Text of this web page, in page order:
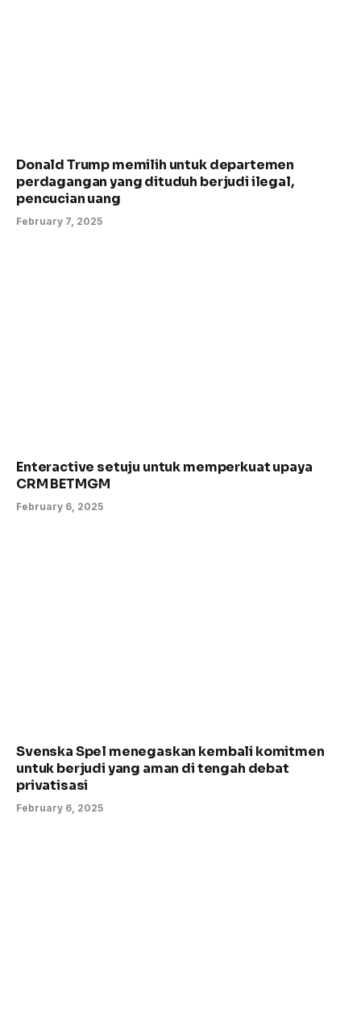
Donald Trump memilih untuk departemen
perdagangan yang dituduh berjudi ilegal,
pencucian uang
February 7, 2025
Enteractive setuju untuk memperkuat upaya
CRM BETMGM
February 6, 2025
Svenska Spel menegaskan kembali komitmen
untuk berjudi yang aman di tengah debat
privatisasi
February 6, 2025